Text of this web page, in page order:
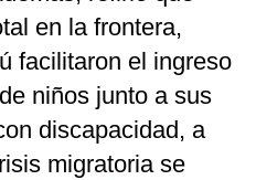
en la frontera,
facilitaron el ingreso
niños junto a sus
discapacidad, a
migratoria se